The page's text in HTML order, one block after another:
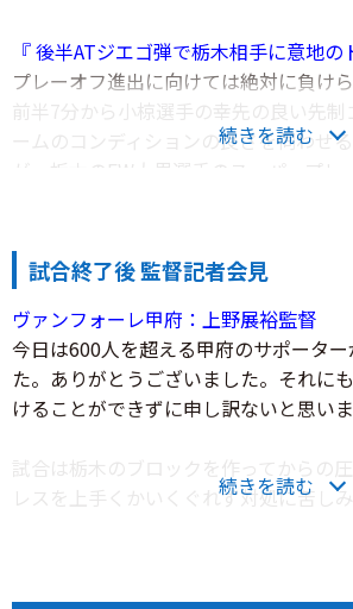
『 後半ATジエゴ弾で栃木相手に意地の
プレーオフ進出に向けては絶対に負け
ームのコンディションの良さを伺わせ
が加入後初ゴールを決めたものの、勝ち
った。
勝てる、勝ってみせると強い気持ちで
ったが、グラウンドコンディションも
手く展開が出来なかった。完封記録も5
続きを読む
試合終了後 監督記者会見
ヴァンフォーレ甲府：上野展裕監督
今日は600人を超える甲府のサポータ
た。ありがとうございました。それに
けることができずに申し訳ないと思いま
レスを上手くかいくぐれず対処に苦し
続きを読む